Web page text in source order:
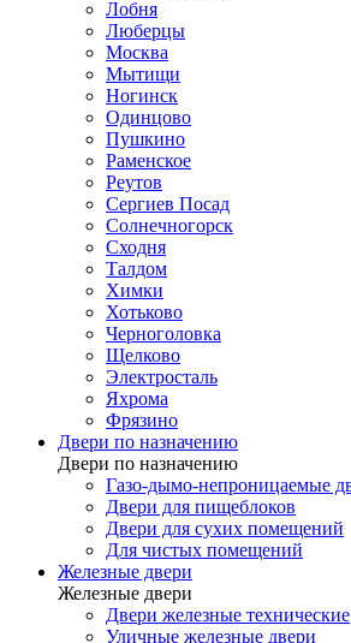
Лобня
Люберцы
Москва
Мытищи
Ногинск
Одинцово
Пушкино
Раменское
Реутов
Сергиев Посад
Солнечногорск
Сходня
Талдом
Химки
Хотьково
Черноголовка
Щелково
Электросталь
Яхрома
Фрязино
Двери по назначению
Двери по назначению
Газо-дымо-непроницаемые
Двери для пищеблоков
Двери для сухих помещений
Для чистых помещений
Железные двери
Железные двери
Двери железные технические
Уличные железные двери